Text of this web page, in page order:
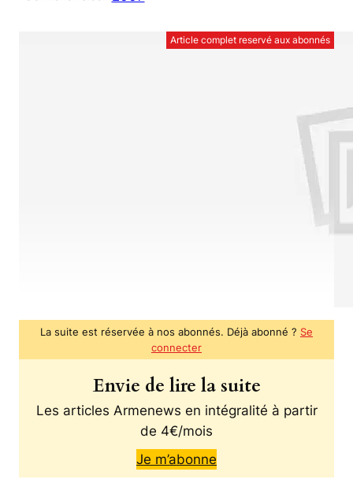
Article complet reservé aux abonnés
La suite est réservée à nos abonnés. Déjà abonné ? Se
connecter
Envie de lire la suite
Les articles Armenews en intégralité à partir
de 4€/mois
Je m’abonne